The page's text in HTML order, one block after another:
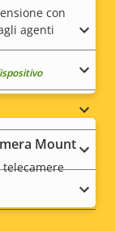
con
agenti
Mount